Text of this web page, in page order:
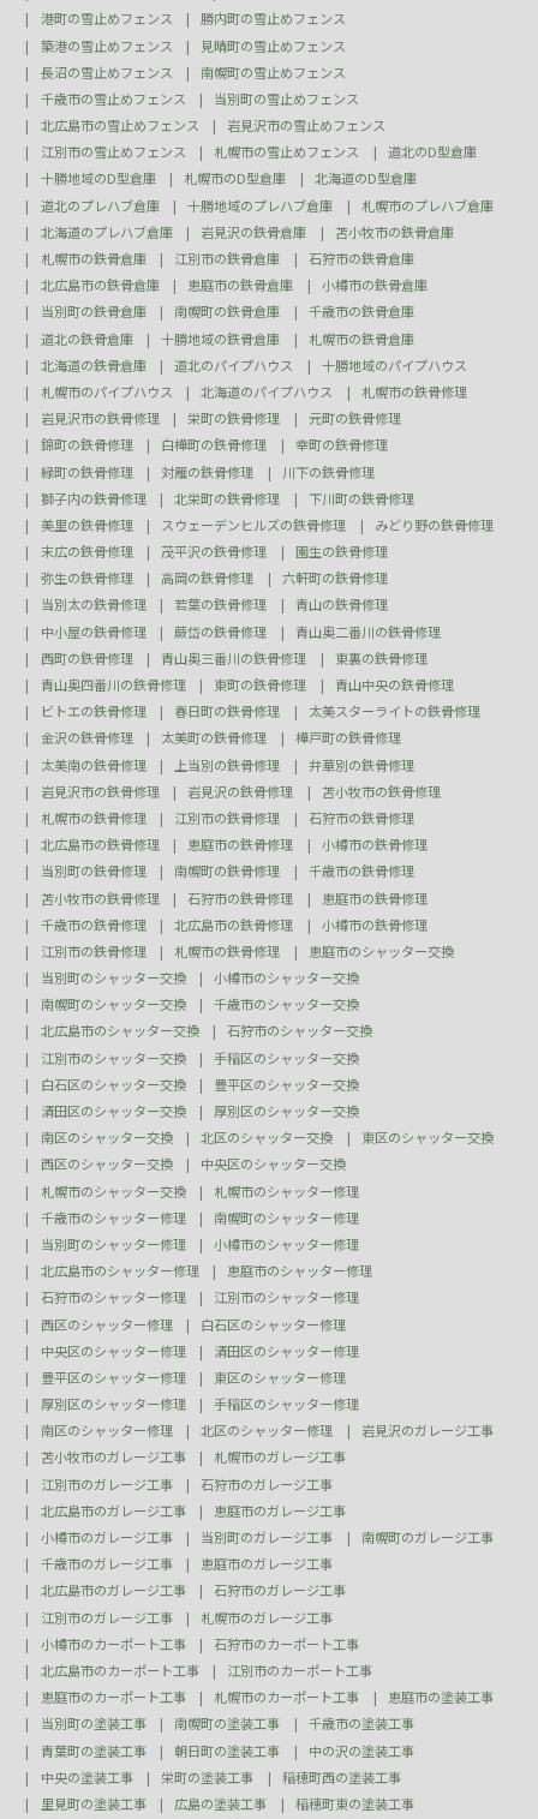
港町の雪止めフェンス
勝内町の雪止めフェンス
築港の雪止めフェンス
見晴町の雪止めフェンス
長沼の雪止めフェンス
南幌町の雪止めフェンス
千歳市の雪止めフェンス
当別町の雪止めフェンス
北広島市の雪止めフェンス
岩見沢市の雪止めフェンス
江別市の雪止めフェンス
札幌市の雪止めフェンス
道北のD型倉庫
十勝地域のD型倉庫
札幌市のD型倉庫
北海道のD型倉庫
道北のプレハブ倉庫
十勝地域のプレハブ倉庫
札幌市のプレハブ倉庫
北海道のプレハブ倉庫
岩見沢の鉄骨倉庫
苫小牧市の鉄骨倉庫
札幌市の鉄骨倉庫
江別市の鉄骨倉庫
石狩市の鉄骨倉庫
北広島市の鉄骨倉庫
恵庭市の鉄骨倉庫
小樽市の鉄骨倉庫
当別町の鉄骨倉庫
南幌町の鉄骨倉庫
千歳市の鉄骨倉庫
道北の鉄骨倉庫
十勝地域の鉄骨倉庫
札幌市の鉄骨倉庫
北海道の鉄骨倉庫
道北のパイプハウス
十勝地域のパイプハウス
札幌市のパイプハウス
北海道のパイプハウス
札幌市の鉄骨修理
岩見沢市の鉄骨修理
栄町の鉄骨修理
元町の鉄骨修理
錦町の鉄骨修理
白樺町の鉄骨修理
幸町の鉄骨修理
緑町の鉄骨修理
対雁の鉄骨修理
川下の鉄骨修理
獅子内の鉄骨修理
北栄町の鉄骨修理
下川町の鉄骨修理
美里の鉄骨修理
スウェーデンヒルズの鉄骨修理
みどり野の鉄骨修理
末広の鉄骨修理
茂平沢の鉄骨修理
園生の鉄骨修理
弥生の鉄骨修理
高岡の鉄骨修理
六軒町の鉄骨修理
当別太の鉄骨修理
若葉の鉄骨修理
青山の鉄骨修理
中小屋の鉄骨修理
蕨岱の鉄骨修理
青山奥二番川の鉄骨修理
西町の鉄骨修理
青山奥三番川の鉄骨修理
東裏の鉄骨修理
青山奥四番川の鉄骨修理
東町の鉄骨修理
青山中央の鉄骨修理
ビトエの鉄骨修理
春日町の鉄骨修理
太美スターライトの鉄骨修理
金沢の鉄骨修理
太美町の鉄骨修理
樺戸町の鉄骨修理
太美南の鉄骨修理
上当別の鉄骨修理
弁華別の鉄骨修理
岩見沢市の鉄骨修理
岩見沢の鉄骨修理
苫小牧市の鉄骨修理
札幌市の鉄骨修理
江別市の鉄骨修理
石狩市の鉄骨修理
北広島市の鉄骨修理
恵庭市の鉄骨修理
小樽市の鉄骨修理
当別町の鉄骨修理
南幌町の鉄骨修理
千歳市の鉄骨修理
苫小牧市の鉄骨修理
石狩市の鉄骨修理
恵庭市の鉄骨修理
千歳市の鉄骨修理
北広島市の鉄骨修理
小樽市の鉄骨修理
江別市の鉄骨修理
札幌市の鉄骨修理
恵庭市のシャッター交換
当別町のシャッター交換
小樽市のシャッター交換
南幌町のシャッター交換
千歳市のシャッター交換
北広島市のシャッター交換
石狩市のシャッター交換
江別市のシャッター交換
手稲区のシャッター交換
白石区のシャッター交換
豊平区のシャッター交換
清田区のシャッター交換
厚別区のシャッター交換
南区のシャッター交換
北区のシャッター交換
東区のシャッター交換
西区のシャッター交換
中央区のシャッター交換
札幌市のシャッター交換
札幌市のシャッター修理
千歳市のシャッター修理
南幌町のシャッター修理
当別町のシャッター修理
小樽市のシャッター修理
北広島市のシャッター修理
恵庭市のシャッター修理
石狩市のシャッター修理
江別市のシャッター修理
西区のシャッター修理
白石区のシャッター修理
中央区のシャッター修理
清田区のシャッター修理
豊平区のシャッター修理
東区のシャッター修理
厚別区のシャッター修理
手稲区のシャッター修理
南区のシャッター修理
北区のシャッター修理
岩見沢のガレージ工事
苫小牧市のガレージ工事
札幌市のガレージ工事
江別市のガレージ工事
石狩市のガレージ工事
北広島市のガレージ工事
恵庭市のガレージ工事
小樽市のガレージ工事
当別町のガレージ工事
南幌町のガレージ工事
千歳市のガレージ工事
恵庭市のガレージ工事
北広島市のガレージ工事
石狩市のガレージ工事
江別市のガレージ工事
札幌市のガレージ工事
小樽市のカーポート工事
石狩市のカーポート工事
北広島市のカーポート工事
江別市のカーポート工事
恵庭市のカーポート工事
札幌市のカーポート工事
恵庭市の塗装工事
当別町の塗装工事
南幌町の塗装工事
千歳市の塗装工事
青葉町の塗装工事
朝日町の塗装工事
中の沢の塗装工事
中央の塗装工事
栄町の塗装工事
稲穂町西の塗装工事
里見町の塗装工事
広島の塗装工事
稲穂町東の塗装工事